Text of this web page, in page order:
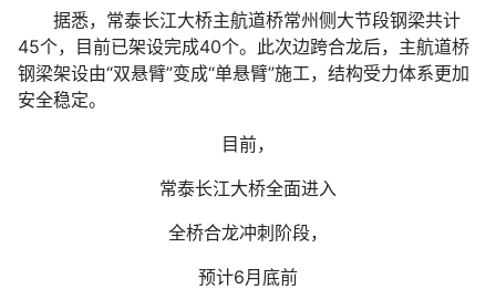
据悉，常泰长江大桥主航道桥常州侧大节段钢梁共计
45个，目前已架设完成40个。此次边跨合龙后，主航道桥
钢梁架设由“双悬臂”变成“单悬臂”施工，结构受力体系更加
安全稳定。
目前，
常泰长江大桥全面进入
全桥合龙冲刺阶段，
预计6月底前